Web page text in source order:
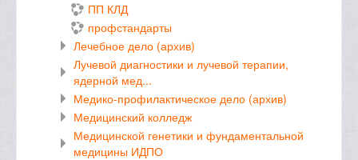
ПП КЛД
профстандарты
Лечебное дело (архив)
Лучевой диагностики и лучевой терапии,
ядерной мед...
Медико-профилактическое дело (архив)
Медицинский колледж
Медицинской генетики и фундаментальной
медицины ИДПО